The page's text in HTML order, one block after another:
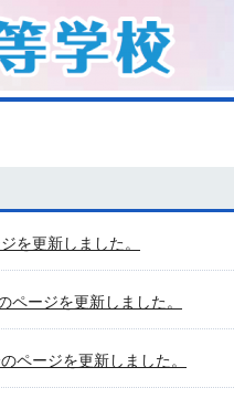
を更新しました。
ページを更新しました。
ページを更新しました。